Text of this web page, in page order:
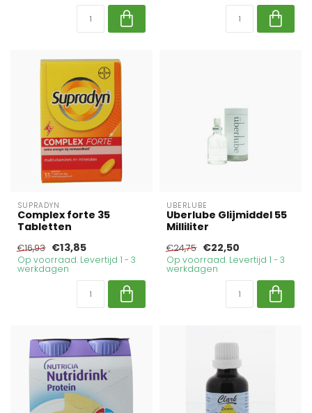
SUPRADYN
Complex forte 35
Tabletten
€16,93 €13,85
Op voorraad. Levertijd 1 - 3
werkdagen
UBERLUBE
Uberlube Glijmiddel 55
Milliliter
€24,75 €22,50
Op voorraad. Levertijd 1 - 3
werkdagen